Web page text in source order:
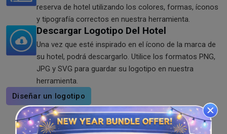
reserva de hotel utilizando los colores, formas, íconos
y tipografía correctos en nuestra herramienta.
Descargar Logotipo Del Hotel
Una vez que esté inspirado en el ícono de la marca de
su hotel, podrá descargarlo. Utilice los formatos PNG,
JPG y SVG para guardar su logotipo en nuestra
herramienta.
Diseñar un logotipo